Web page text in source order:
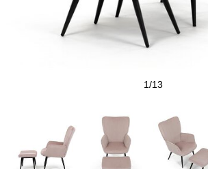
1/13